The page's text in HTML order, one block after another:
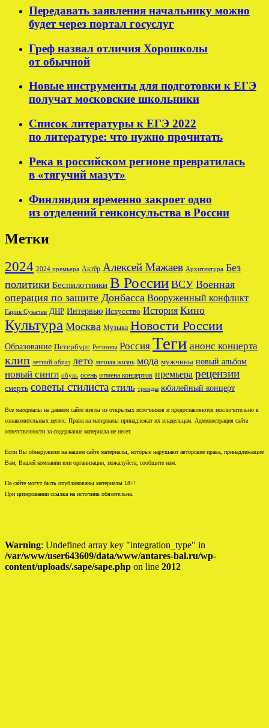
Передавать заявления начальнику можно
будет через портал госуслуг
Греф назвал отличия Хорошколы
от обычной
Новые инструменты для подготовки к ЕГЭ
получат московские школьники
Список литературы к ЕГЭ 2022
по литературе: что нужно прочитать
Река в российском регионе превратилась
в «тягучий мазут»
Финляндия временно закроет одно
из отделений генконсульства в России
Метки
2024 2024 премьера Актёр Алексей Мажаев Архитектура Без
политики Беспилотники В России ВСУ Военная
операция по защите Донбасса Вооруженный конфликт
Гарик Сукачев ДНР Интервью Искусство История Кино
Культура Москва Музыка Новости России
Образование Петербург Регионы Россия Теги анонс концерта
клип летний образ лето личная жизнь мода мужчины новый альбом
новый сингл обувь осень отмена концертов премьера рецензии
смерть советы стилиста стиль тренды юбилейный концерт
Все материалы на данном сайте взяты из открытых источников и предоставляются исключительно в
ознакомительных целях. Права на материалы принадлежат их владельцам. Администрация сайта
ответственности за содержание материала не несет.
Если Вы обнаружили на нашем сайте материалы, которые нарушают авторские права, принадлежащие
Вам, Вашей компании или организации, пожалуйста, сообщите нам.
На сайте могут быть опубликованы материалы 18+!
При цитировании ссылка на источник обязательна.
Warning: Undefined array key "integration_type" in
/var/www/user643609/data/www/antares-bal.ru/wp-
content/uploads/.sape/sape.php on line 2012